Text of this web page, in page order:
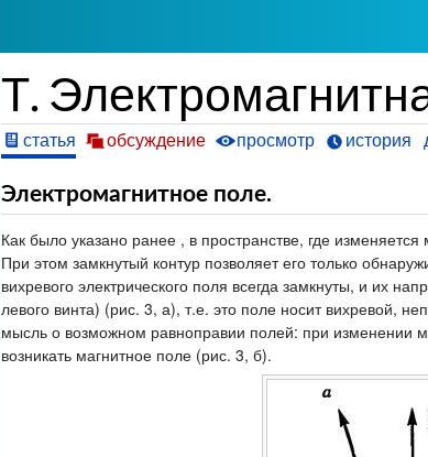
Т.
статья обсуждение просмотр история
Электромагнитное поле.
Как было указано ранее , в пространстве, где
При этом замкнутый контур позволяет его только
вихревого электрического поля всегда замкнуты, и их
левого винта) (рис. 3, а), т.е. это поле носит вихревой,
мысль о возможном равноправии полей: при изменении
возникать магнитное поле (рис. 3, б).